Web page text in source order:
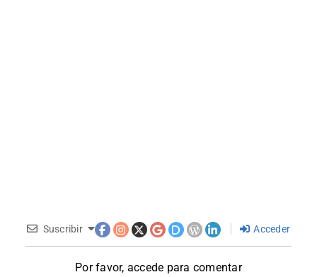
Suscribir Acceder
Por favor, accede para comentar